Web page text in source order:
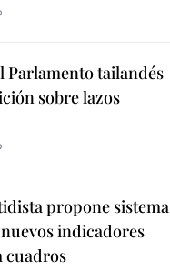
Parlamento tailandés
sobre lazos
propone sistema
indicadores
cuadros